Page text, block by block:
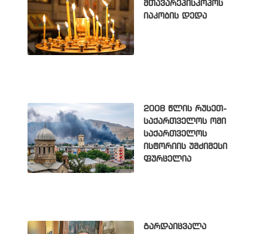
მთავარეპისკოპოს
იაკობის დედა
2008 წლის რუსეთ-
საქართველოს ომი
საქართველოს
ისტორიის უმძიმესი
ფურცელია
გარდაიცვალა